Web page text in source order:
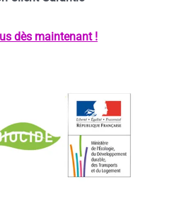
dès maintenant !